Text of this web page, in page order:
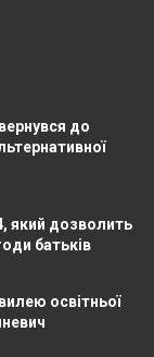
до
який дозволить
батьків
освітньої